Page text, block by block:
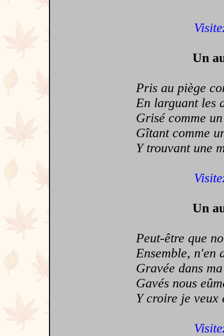
Un
Pris au piège
En larguant les
Grisé comme un
Gîtant comme
Y trouvant une
Un
Peut-être que
Ensemble, n'en
Gravée dans ma
Gavés nous
Y croire je veux